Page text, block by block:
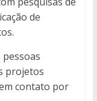
de
projetos
contato por